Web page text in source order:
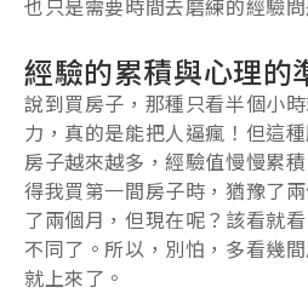
也只是需要時間去磨練的經驗問
經驗的累積與心理的
說到買房子，那種只看半個小
力，真的是能把人逼瘋！但這
房子越來越多，經驗值慢慢累
得我買第一間房子時，猶豫了
了兩個月，但現在呢？該看就
不同了。所以，別怕，多看幾
就上來了。